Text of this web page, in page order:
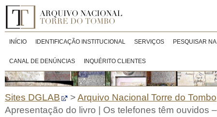
INÍCIO IDENTIFICAÇÃO INSTITUCIONAL SERVIÇOS PESQUISAR
CANAL DE DENÚNCIAS INQUÉRITO CLIENTES
Sites DGLAB >Arquivo Nacional Torre do Tombo
Apresentação do livro | Os telefones têm ouvidos